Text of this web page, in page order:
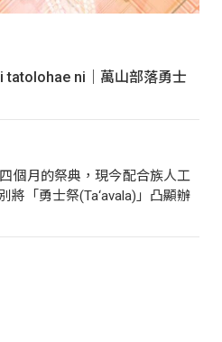
tatolohae ni｜萬山部落勇士
個月的祭典，現今配合族人工
將「勇士祭(Ta‘avala)」凸顯辦